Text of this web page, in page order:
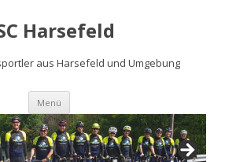
Harsefeld
aus Harsefeld und Umgebung
Menü Zum
springen